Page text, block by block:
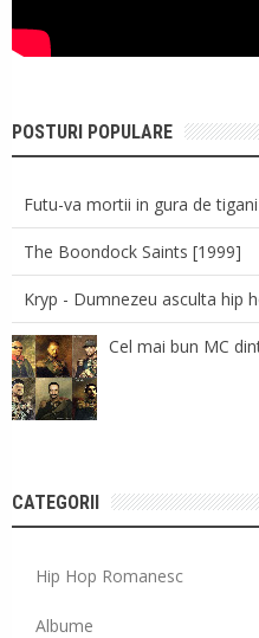
POSTURI POPULARE
Futu-va mortii in gura de
The Boondock Saints [1999]
Kryp - Dumnezeu asculta hip
Cel mai bun MC
CATEGORII
Hip Hop Romanesc
Albume